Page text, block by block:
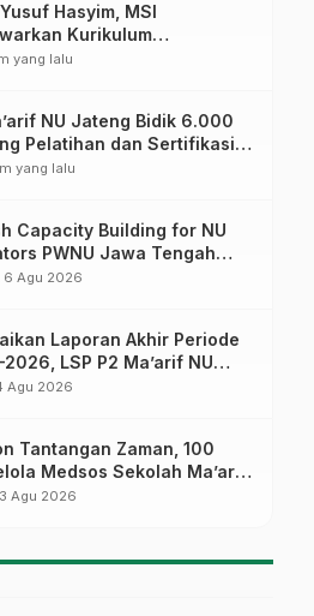
Hasyim, MSI
Kurikulum
Harapan Baru dalam
yang lalu
NU Jateng Bidik 6.000
Pelatihan dan Sertifikasi
SMK
yang lalu
Capacity Building for NU
PWNU Jawa Tengah
Membuka Jalan Menuju
6 Agu 2026
Laporan Akhir Periode
LSP P2 Ma’arif NU
Mantapkan Sinergi Link and
Agu 2026
Tantangan Zaman, 100
Medsos Sekolah Ma’arif
Ikuti Pelatihan Literasi
Agu 2026